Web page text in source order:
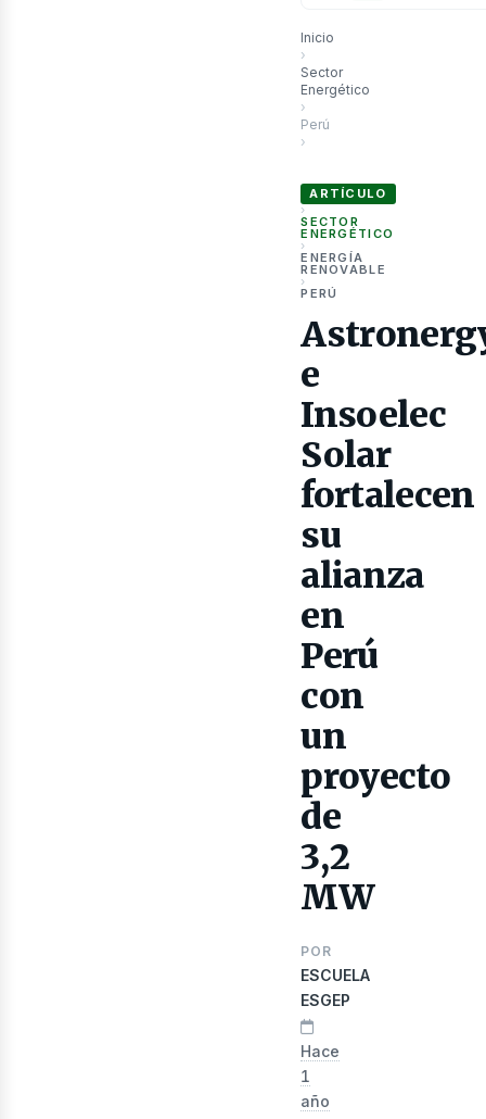
Inicio
›
Sector
Energético
›
Perú
›
ARTÍCULO
›
SECTOR
ENERGÉTICO
›
ENERGÍA
RENOVABLE
›
PERÚ
e
Insoelec
Solar
fortalecen
su
alianza
en
Perú
con
un
proyecto
de
3,2
MW
POR
ESCUELA
ESGEP
Hace
1
año